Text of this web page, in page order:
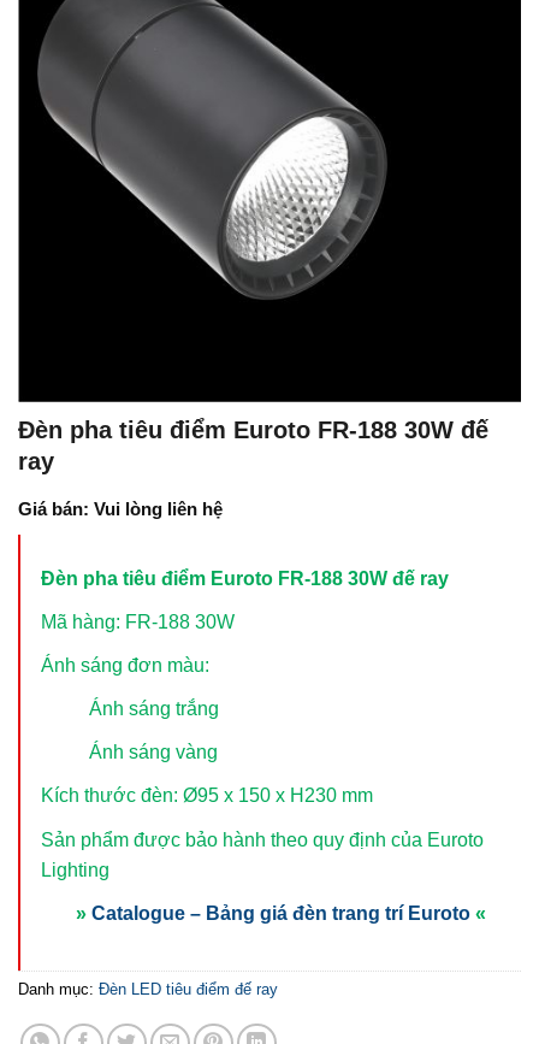
Đèn pha tiêu điểm Euroto FR-188 30W đế
ray
Giá bán: Vui lòng liên hệ
Đèn pha tiêu điểm Euroto FR-188 30W đế ray
Mã hàng: FR-188 30W
Ánh sáng đơn màu:
Ánh sáng trắng
Ánh sáng vàng
Kích thước đèn: Ø95 x 150 x H230 mm
Sản phẩm được bảo hành theo quy định của Euroto
Lighting
» Catalogue – Bảng giá đèn trang trí Euroto «
Danh mục: Đèn LED tiêu điểm đế ray